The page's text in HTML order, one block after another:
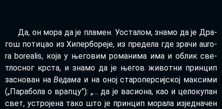
Да, он мо­ра да је пла­мен. Уоста­лом, зна­мо да је Дра­
гош по­ти­цао из Хи­пер­бо­ре­је, из пре­де­ла где зра­чи auro­
ra bo­re­a­lis, ко­ја у ње­го­вим ро­ма­ни­ма има и об­лик све­
тло­сног кр­ста, и зна­мо да је ње­гов жи­вот­ни прин­цип
за­сно­ван наВе­да­ма и на оној ста­ро­пер­сиј­ској мак­си­ми
(„Па­ра­бо­ла о врап­цу”): „… да је ва­си­о­на, као и це­ло­ку­пан
свет, устро­је­на та­ко што је прин­цип мо­ра­ла из­јед­на­чен